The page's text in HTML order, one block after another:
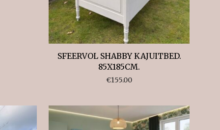
SFEERVOL SHABBY KAJUITBED.
85X185CM.
€155.00